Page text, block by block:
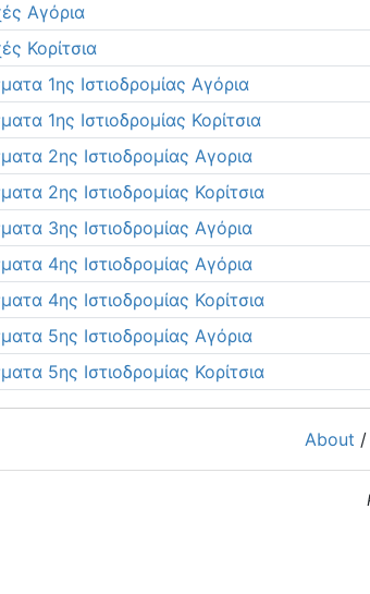
Αγόρια
Κορίτσια
1ης Ιστιοδρομίας Αγόρια
1ης Ιστιοδρομίας Κορίτσια
2ης Ιστιοδρομίας Αγορια
2ης Ιστιοδρομίας Κορίτσια
3ης Ιστιοδρομίας Αγόρια
4ης Ιστιοδρομίας Αγόρια
4ης Ιστιοδρομίας Κορίτσια
5ης Ιστιοδρομίας Αγόρια
5ης Ιστιοδρομίας Κορίτσια
About /